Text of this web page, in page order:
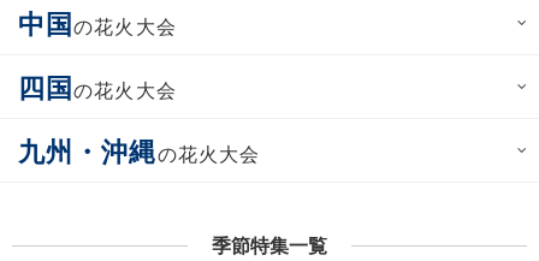
中国の花火大会
四国の花火大会
九州・沖縄の花火大会
季節特集一覧